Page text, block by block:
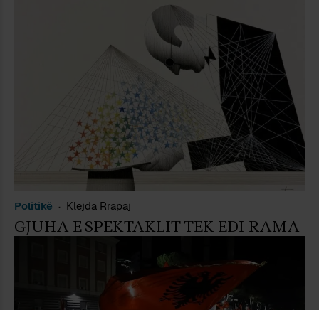
Politikë Klejda Rrapaj
GJUHA E SPEKTAKLIT TEK EDI RAMA